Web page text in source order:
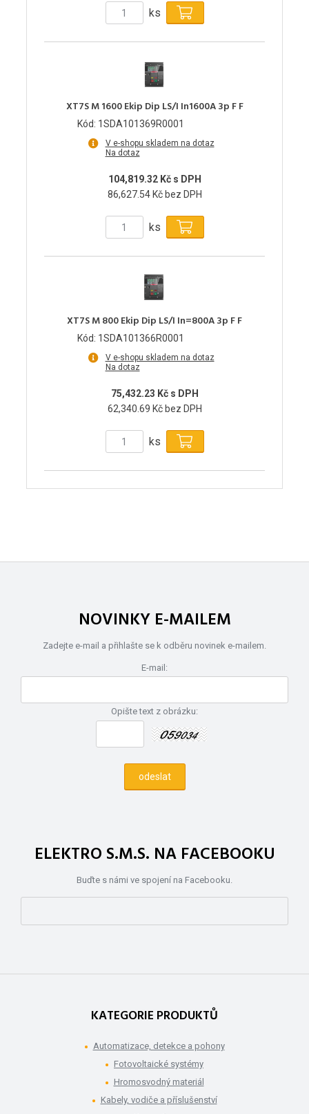
ks
XT7S M 1600 Ekip Dip LS/I In1600A 3p F F
Kód: 1SDA101369R0001
V e-shopu skladem na dotaz
Na dotaz
104,819.32 Kč s DPH
86,627.54 Kč bez DPH
ks
XT7S M 800 Ekip Dip LS/I In=800A 3p F F
Kód: 1SDA101366R0001
V e-shopu skladem na dotaz
Na dotaz
75,432.23 Kč s DPH
62,340.69 Kč bez DPH
ks
NOVINKY E-MAILEM
Zadejte e-mail a přihlašte se k odběru novinek e-mailem.
E-mail:
Opište text z obrázku:
ELEKTRO S.M.S. NA FACEBOOKU
Buďte s námi ve spojení na Facebooku.
KATEGORIE PRODUKTŮ
Automatizace, detekce a pohony
Fotovoltaické systémy
Hromosvodný materiál
Kabely, vodiče a příslušenství